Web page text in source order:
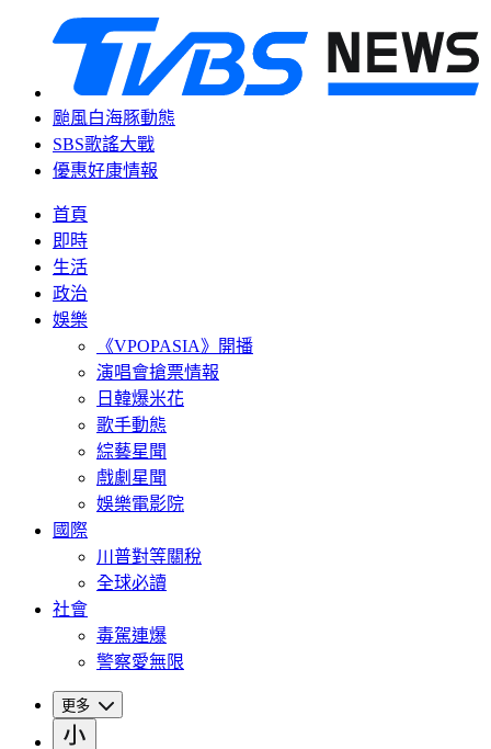
颱風白海豚動態
SBS歌謠大戰
優惠好康情報
首頁
即時
生活
政治
娛樂
《VPOPASIA》開播
演唱會搶票情報
日韓爆米花
歌手動態
綜藝星聞
戲劇星聞
娛樂電影院
國際
川普對等關稅
全球必讀
社會
毒駕連爆
警察愛無限
更多